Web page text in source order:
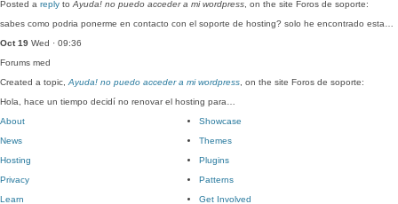
Posted a reply to Ayuda! no puedo acceder a mi wordpress , on the site Foros de soporte:
sabes como podria ponerme en contacto con el soporte de hosting? solo he encontrado esta…
Oct 19 Wed · 09:36
Forums med
Created a topic, Ayuda! no puedo acceder a mi wordpress , on the site Foros de soporte:
Hola, hace un tiempo decidí no renovar el hosting para…
About
News
Hosting
Privacy
Showcase
Themes
Plugins
Patterns
Learn
Get Involved